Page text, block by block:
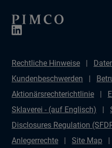
Rechtliche Hinweise
Kundenbeschwerden
Aktionärsrechterichtlinie
Sklaverei - (auf Englisch)
Disclosures Regulation
Anlegerrechte
Site Map